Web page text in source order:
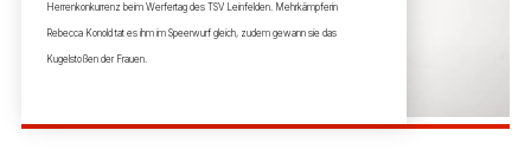
Herrenkonkurrenz beim Werfertag des TSV Leinfelden. Mehrkämpferin
Rebecca Konold tat es ihm im Speerwurf gleich, zudem gewann sie das
Kugelstoßen der Frauen.